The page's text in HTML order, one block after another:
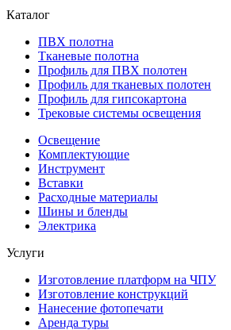
Каталог
ПВХ полотна
Тканевые полотна
Профиль для ПВХ полотен
Профиль для тканевых полотен
Профиль для гипсокартона
Трековые системы освещения
Освещение
Комплектующие
Инструмент
Вставки
Расходные материалы
Шины и бленды
Электрика
Услуги
Изготовление платформ на ЧПУ
Изготовление конструкций
Нанесение фотопечати
Аренда туры